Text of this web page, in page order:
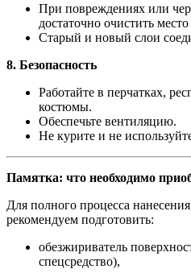
При повреждениях или
достаточно очистить
Старый и новый слои
8. Безопасность
Работайте в перчатках,
костюмы.
Обеспечьте вентиляцию.
Не курите и не
Памятка: что необходимо
Для полного процесса
рекомендуем подготовить:
обезжириватель
спецсредство),